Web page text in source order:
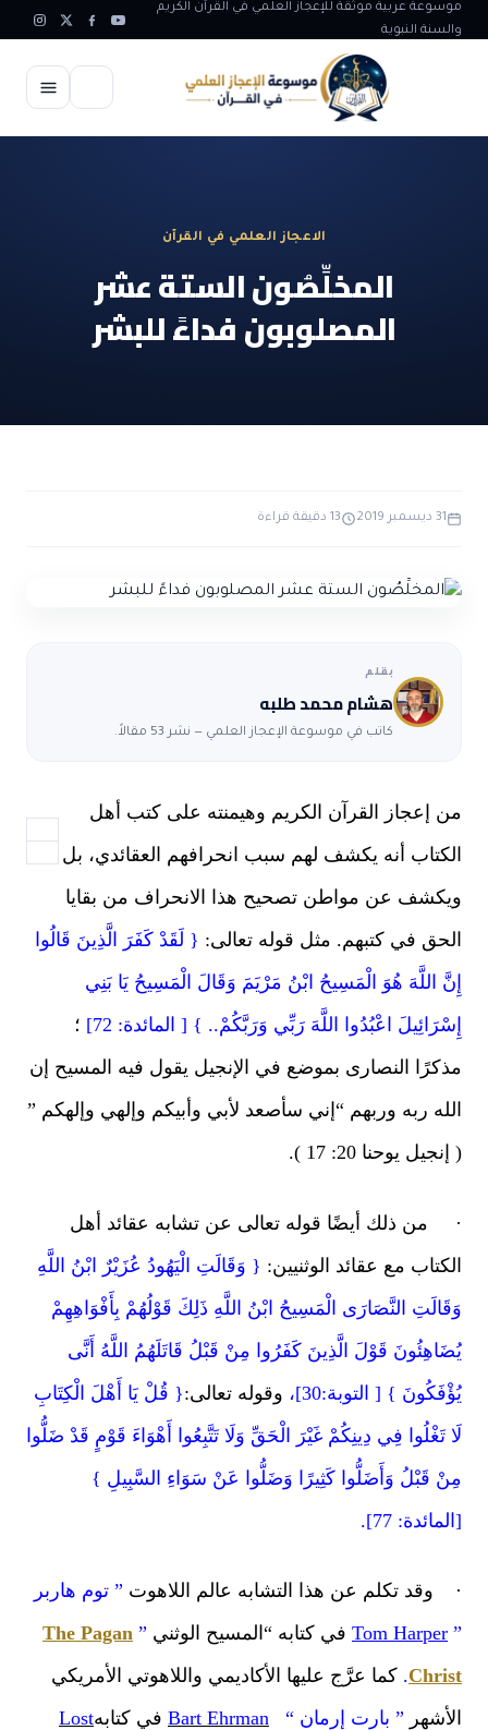
عربية موثقة للإعجاز العلمي في القرآن الكريم
النبوية
الاعجاز الغيبي في القرآن
الاعجاز في علوم الفلك والفضاء
الاعجاز البياني و اللغوي في القرآن
الاعجاز التشريعي في القرآن
مسلمين جدد
حول القراّن
تواصل معنا
الاعجاز العلمي في القرآن
المخلِّصُون الستة عشر
المصلوبون فداءً للبشر
13 دقيقة قراءة
هشام محمد طلبه
كاتب في موسوعة الإعجاز العلمي — نشر 53 مقالاً.
إعجاز القرآن الكريم وهيمنته على كتب أهل
أنه يكشف لهم سبب انحرافهم العقائدي، بل
عن مواطن تصحيح هذا الانحراف من بقايا
في كتبهم. مثل قوله تعالى:{ لَقَدْ كَفَرَ الَّذِينَ قَالُوا
اللَّهَ هُوَ الْمَسِيحُ ابْنُ مَرْيَمَ وَقَالَ الْمَسِيحُ يَا بَنِي
اعْبُدُوا اللَّهَ رَبِّي وَرَبَّكُمْ.. } [ المائدة: 72]
؛
النصارى بموضع في الإنجيل يقول فيه المسيح إن
ربه وربهم “إني سأصعد لأبي وأبيكم وإلهي وإلهكم ”
يوحنا 20: 17 ).
ذلك أيضًا قوله تعالى عن تشابه عقائد أهل
مع عقائد الوثنيين:{ وَقَالَتِ الْيَهُودُ عُزَيْرٌ ابْنُ اللَّهِ
النَّصَارَى الْمَسِيحُ ابْنُ اللَّهِ ذَلِكَ قَوْلُهُمْ بِأَفْوَاهِهِمْ
قَوْلَ الَّذِينَ كَفَرُوا مِنْ قَبْلُ قَاتَلَهُمُ اللَّهُ أَنَّى
} [ التوبة:30]،
وقوله تعالى:{ قُلْ يَا أَهْلَ الْكِتَابِ
تَغْلُوا فِي دِينِكُمْ غَيْرَ الْحَقِّ وَلَا تَتَّبِعُوا أَهْوَاءَ قَوْمٍ قَدْ ضَلُّوا
قَبْلُ وَأَضَلُّوا كَثِيرًا وَضَلُّوا عَنْ سَوَاءِ السَّبِيلِ }
77].
تكلم عن هذا التشابه عالم اللاهوت” توم هاربر
Tom Harper في كتابه “المسيح الوثني”
The Pagan
.كما عرَّج عليها الأكاديمي واللاهوتي الأمريكي
” بارت إرمان “ Bart Ehrman في كتابه Lost